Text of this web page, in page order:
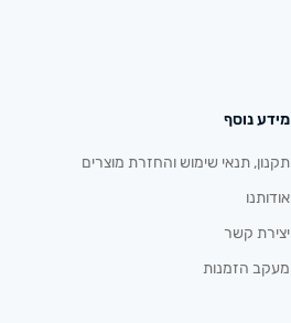
מידע נוסף
תקנון, תנאי שימוש והחזרת מוצרים
אודותנו
יצירת קשר
מעקב הזמנות